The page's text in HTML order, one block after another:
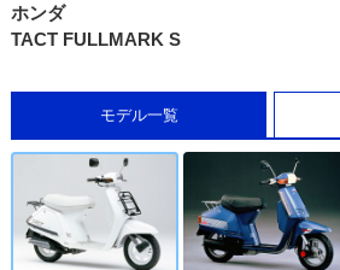
ホンダ
TACT FULLMARK S
モデル一覧